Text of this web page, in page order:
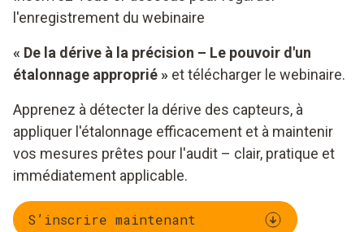
l'enregistrement du webinaire
« De la dérive à la précision – Le pouvoir d'un
étalonnage approprié » et télécharger le webinaire.
Apprenez à détecter la dérive des capteurs, à
appliquer l'étalonnage efficacement et à maintenir
vos mesures prêtes pour l'audit – clair, pratique et
immédiatement applicable.
S’inscrire maintenant